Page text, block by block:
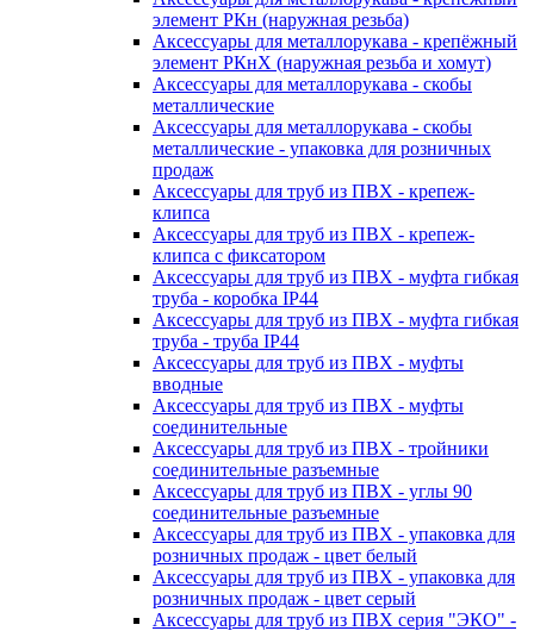
элемент РКн (наружная резьба)
Аксессуары для металлорукава - крепёжный
элемент РКнХ (наружная резьба и хомут)
Аксессуары для металлорукава - скобы
металлические
Аксессуары для металлорукава - скобы
металлические - упаковка для розничных
продаж
Аксессуары для труб из ПВХ - крепеж-
клипса
Аксессуары для труб из ПВХ - крепеж-
клипса с фиксатором
Аксессуары для труб из ПВХ - муфта гибкая
труба - коробка IP44
Аксессуары для труб из ПВХ - муфта гибкая
труба - труба IP44
Аксессуары для труб из ПВХ - муфты
вводные
Аксессуары для труб из ПВХ - муфты
соединительные
Аксессуары для труб из ПВХ - тройники
соединительные разъемные
Аксессуары для труб из ПВХ - углы 90
соединительные разъемные
Аксессуары для труб из ПВХ - упаковка для
розничных продаж - цвет белый
Аксессуары для труб из ПВХ - упаковка для
розничных продаж - цвет серый
Аксессуары для труб из ПВХ серия "ЭКО" -